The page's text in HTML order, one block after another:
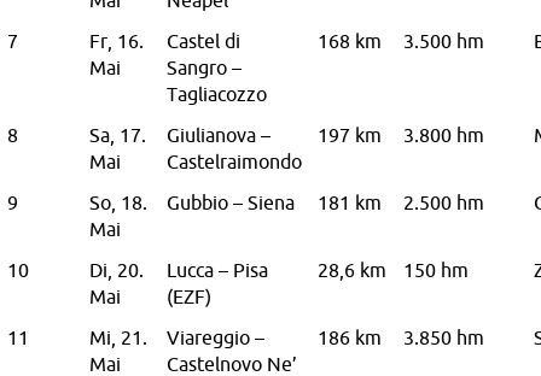
7
Fr, 16.
Mai
Castel di
Sangro –
Tagliacozzo
168 km 3.500 hm
8
Sa, 17.
Mai
Giulianova –
Castelraimondo
197 km 3.800 hm
9
So, 18.
Mai
Gubbio – Siena 181 km 2.500 hm
10
Di, 20.
Mai
Lucca – Pisa
(EZF)
28,6 km 150 hm
11
Mi, 21.
Mai
Viareggio –
Castelnovo Ne’
186 km 3.850 hm